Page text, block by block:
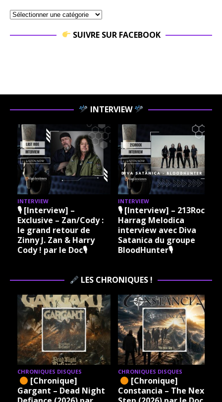
SUIVRE SUR FACEBOOK
INTERVIEW
INTERVIEW
🎙 [Interview] –
Exclusive – Zan/Cody :
le grand retour de
Zinny J. Zan & Harry
Cody ! par le Doc🎙
INTERVIEW
🎙 [Interview] – 213Rock
Harrag Melodica
interview avec Diva
Satanica du groupe
BloodHunter🎙
LES CHRONIQUES !
CHRONIQUES DISQUES
[Chronique]
Gargant – Dead Night
CHRONIQUES DISQUES
[Chronique]
Constancia – The Next